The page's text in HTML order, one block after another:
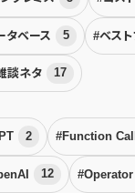
タベース 5 #ベスト
談ネタ 17
2 #Function
12 #Operator